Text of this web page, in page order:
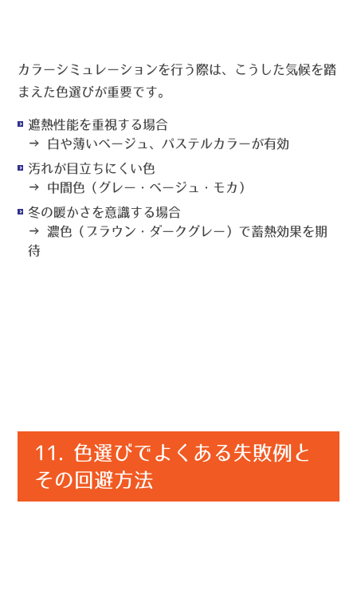
カラーシミュレーションを行う際は、こうした気候を踏
まえた色選びが重要です。
遮熱性能を重視する場合
→ 白や薄いベージュ、パステルカラーが有効
汚れが目立ちにくい色
→ 中間色（グレー・ベージュ・モカ）
冬の暖かさを意識する場合
→ 濃色（ブラウン・ダークグレー）で蓄熱効果を期
待
11. 色選びでよくある失敗例と
その回避方法